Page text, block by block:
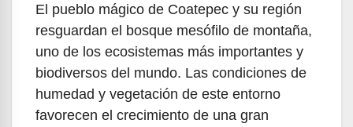
El pueblo mágico de Coatepec y su región
resguardan el bosque mesófilo de montaña,
uno de los ecosistemas más importantes y
biodiversos del mundo. Las condiciones de
humedad y vegetación de este entorno
favorecen el crecimiento de una gran